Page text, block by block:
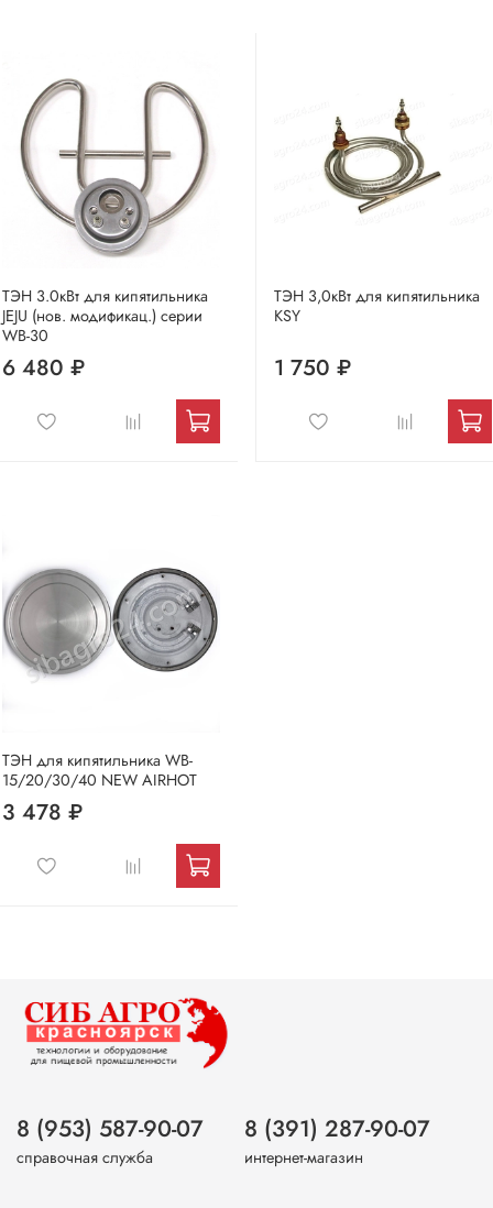
ТЭН 3.0кВт для кипятильника
JEJU (нов. модификац.) серии
WB-30
6 480 ₽
ТЭН 3,0кВт для кипятильника
KSY
1 750 ₽
ТЭН для кипятильника WB-
15/20/30/40 NEW AIRHOT
3 478 ₽
8 (953) 587-90-07
справочная служба
8 (391) 287-90-07
интернет-магазин